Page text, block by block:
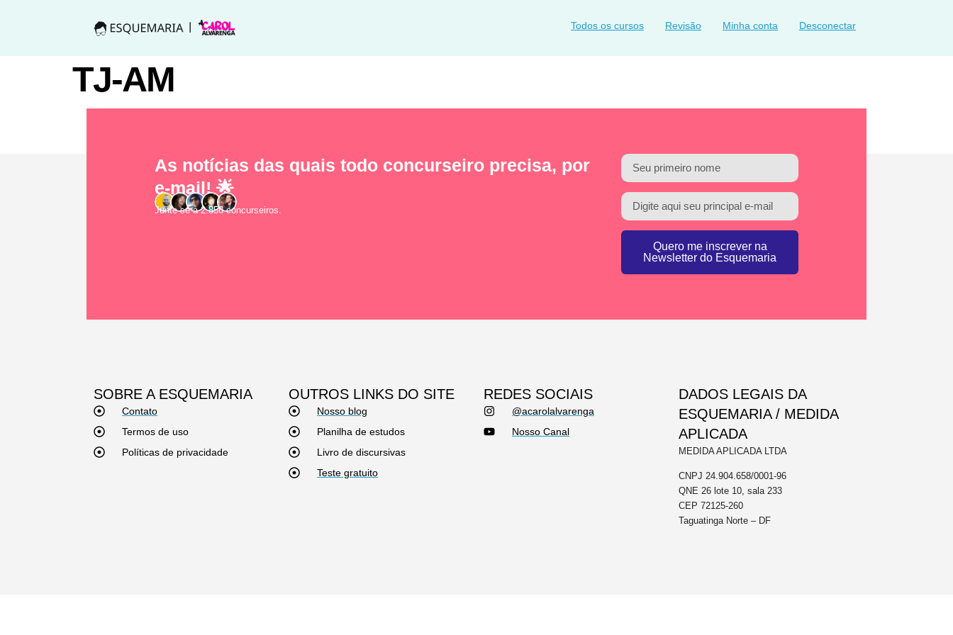
Todos os cursos Revisão Minha conta Desconectar
TJ-AM
As notícias das quais todo concurseiro precisa, por
e-mail! 🌟
Junte-se a 2.856 concurseiros.
Quero me inscrever na
Newsletter do Esquemaria
SOBRE A ESQUEMARIA
Contato
Termos de uso
Políticas de privacidade
OUTROS LINKS DO SITE
Nosso blog
Planilha de estudos
Livro de discursivas
Teste gratuito
REDES SOCIAIS
@acarolalvarenga
Nosso Canal
DADOS LEGAIS DA
ESQUEMARIA / MEDIDA
APLICADA
MEDIDA APLICADA LTDA
CNPJ 24.904.658/0001-96
QNE 26 lote 10, sala 233
CEP 72125-260
Taguatinga Norte – DF